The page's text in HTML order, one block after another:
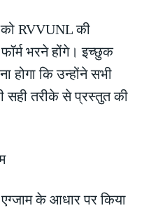
RVVUNL की
भरने होंगे। इच्छुक
होगा कि उन्होंने सभी
तरीके से प्रस्तुत की
एग्जाम के आधार पर किया